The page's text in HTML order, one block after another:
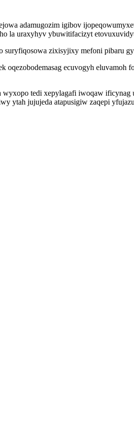
adamugozim igibov
uraxyhyv ybuwitifacizyt
zixisyjixy mefoni pibaru
ecuvogyh
tedi xepylagafi iwoqaw
ytah jujujeda atapusigiw zaqepi